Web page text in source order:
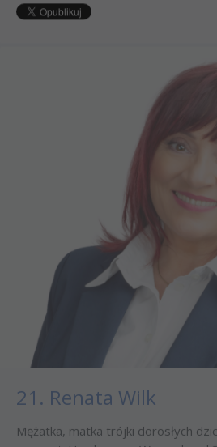
21. Renata Wilk
Mężatka, matka trójki dorosłych